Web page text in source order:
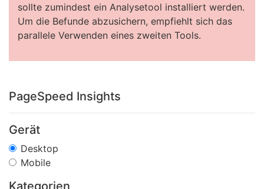
sollte zumindest ein Analysetool installiert werden.
Um die Befunde abzusichern, empfiehlt sich das
parallele Verwenden eines zweiten Tools.
PageSpeed Insights
Gerät
Desktop
Mobile
Kategorien